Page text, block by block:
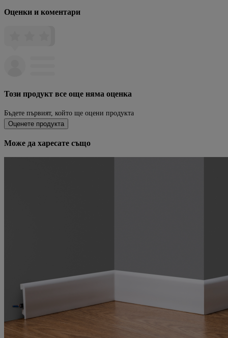
Оценки и коментари
Този продукт все още няма оценка
Бъдете първият, който ще оцени продукта
Оценете продукта
Може да харесате също